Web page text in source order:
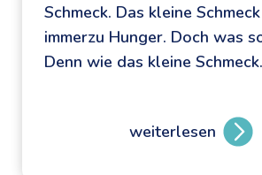
Schmeck. Das kleine
immerzu Hunger. Doch was
Denn wie das kleine
weiterlesen
W